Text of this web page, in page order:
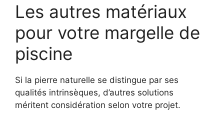
Les autres matériaux
pour votre margelle de
piscine
Si la pierre naturelle se distingue par ses
qualités intrinsèques, d’autres solutions
méritent considération selon votre projet.